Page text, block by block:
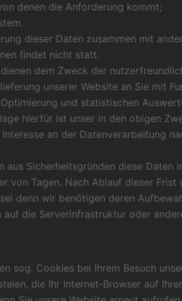
denen die Anforderung kommt;
dieser Daten zusammen mit
findet nicht statt.
dem Zweck der
unserer Website an Sie mit
und statistischen
hierfür ist unser in den obigen
an der Datenverarbeitung
aus Sicherheitsgründen diese Daten
von Tagen. Nach Ablauf dieser
denn wir benötigen deren
auf die Serverinfrastruktur oder
sog. Cookies bei Ihrem Besuch
die Ihr Internet-Browser auf